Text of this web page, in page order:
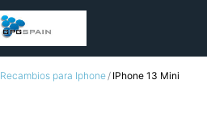
Recambios para Iphone IPhone 13 Mini